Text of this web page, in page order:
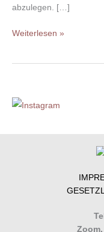
abzulegen. […]
Weiterlesen »